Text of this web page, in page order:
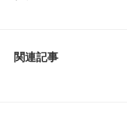
関連記事